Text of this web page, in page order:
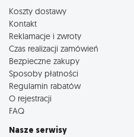
Koszty dostawy
Kontakt
Reklamacje i zwroty
Czas realizacji zamówień
Bezpieczne zakupy
Sposoby płatności
Regulamin rabatów
O rejestracji
FAQ
Nasze serwisy